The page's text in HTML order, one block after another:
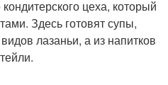
цеха, который
Здесь готовят супы,
лазаньи, а из напитков